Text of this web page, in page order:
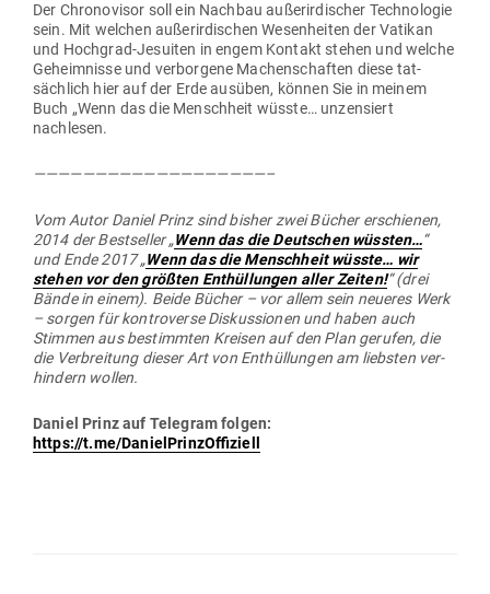
Der Chro­no­visor soll ein Nachbau außer­ir­di­scher Tech­no­logie
sein. Mit welchen außer­ir­di­schen Wesen­heiten der Vatikan
und Hochgrad-Jesuiten in engem Kontakt stehen und welche
Geheim­nisse und ver­borgene Machen­schaften diese tat­
sächlich hier auf der Erde ausüben, können Sie in meinem
Buch „Wenn das die Menschheit wüsste… unzen­siert
nachlesen.
———————————————————–
Vom Autor Daniel Prinz sind bisher zwei Bücher erschienen,
2014 der Best­seller „Wenn das die Deut­schen wüssten…“
und Ende 2017 „Wenn das die Menschheit wüsste… wir
stehen vor den größten Ent­hül­lungen aller Zeiten!“ (drei
Bände in einem). Beide Bücher – vor allem sein neueres Werk
– sorgen für kon­tro­verse Dis­kus­sionen und haben auch
Stimmen aus bestimmten Kreisen auf den Plan gerufen, die
die Ver­breitung dieser Art von Ent­hül­lungen am liebsten ver­
hindern wollen.
Daniel Prinz auf Telegram folgen:
https://t.me/DanielPrinzOffiziell